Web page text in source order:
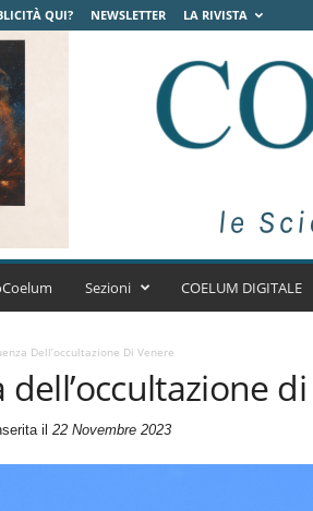
QUI? NEWSLETTER LA RIVISTA
C
u
m
A
r
Sezioni COELUM DIGITALE
Dell’occultazione Di Venere
dell’occultazione
il 22 Novembre 2023